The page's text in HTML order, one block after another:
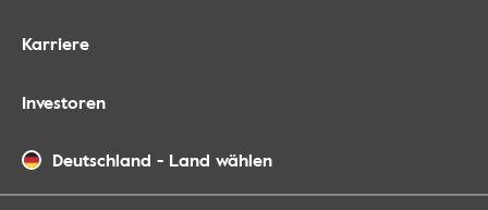
Karriere
Investoren
Deutschland - Land wählen